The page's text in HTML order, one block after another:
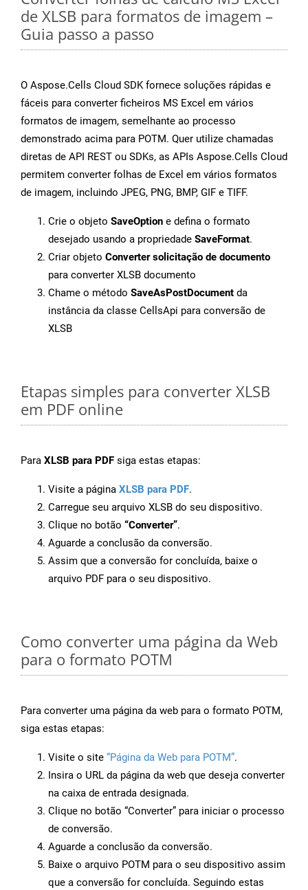
de XLSB para formatos de imagem –
Guia passo a passo
O Aspose.Cells Cloud SDK fornece soluções rápidas e
fáceis para converter ficheiros MS Excel em vários
formatos de imagem, semelhante ao processo
demonstrado acima para POTM. Quer utilize chamadas
diretas de API REST ou SDKs, as APIs Aspose.Cells Cloud
permitem converter folhas de Excel em vários formatos
de imagem, incluindo JPEG, PNG, BMP, GIF e TIFF.
Crie o objeto SaveOption e defina o formato
desejado usando a propriedade SaveFormat.
Criar objeto Converter solicitação de documento
para converter XLSB documento
Chame o método SaveAsPostDocument da
instância da classe CellsApi para conversão de
XLSB
Etapas simples para converter XLSB
em PDF online
Para XLSB para PDF siga estas etapas:
Visite a página XLSB para PDF.
Carregue seu arquivo XLSB do seu dispositivo.
Clique no botão “Converter”.
Aguarde a conclusão da conversão.
Assim que a conversão for concluída, baixe o
arquivo PDF para o seu dispositivo.
Como converter uma página da Web
para o formato POTM
Para converter uma página da web para o formato POTM,
siga estas etapas:
Visite o site “Página da Web para POTM”.
Insira o URL da página da web que deseja converter
na caixa de entrada designada.
Clique no botão “Converter” para iniciar o processo
de conversão.
Aguarde a conclusão da conversão.
Baixe o arquivo POTM para o seu dispositivo assim
que a conversão for concluída. Seguindo estas